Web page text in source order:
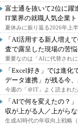
富士通を抜いて2位に
IT業界の就職人気企業ト
夏休みに振り返る2026年上
「AI活用する新人増え
査で露呈した現場の苦悩
重要なのは「AIに代替され
「Excel好き」では進化
データ連携」が残る今
今週の「＠IT」よく読まれた
「AIで何を変えたの？
収が上がる人／上がら
生成AI時代の年収向上戦略（